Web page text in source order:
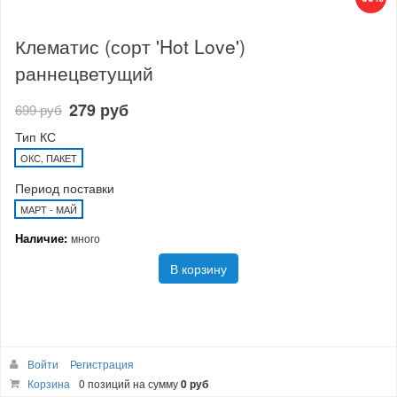
Клематис (сорт 'Hot Love')
раннецветущий
699 руб 279 руб
Тип КС
ОКС, ПАКЕТ
Период поставки
МАРТ - МАЙ
Наличие: много
В корзину
Войти
Регистрация
Корзина
0 позиций на сумму0 руб